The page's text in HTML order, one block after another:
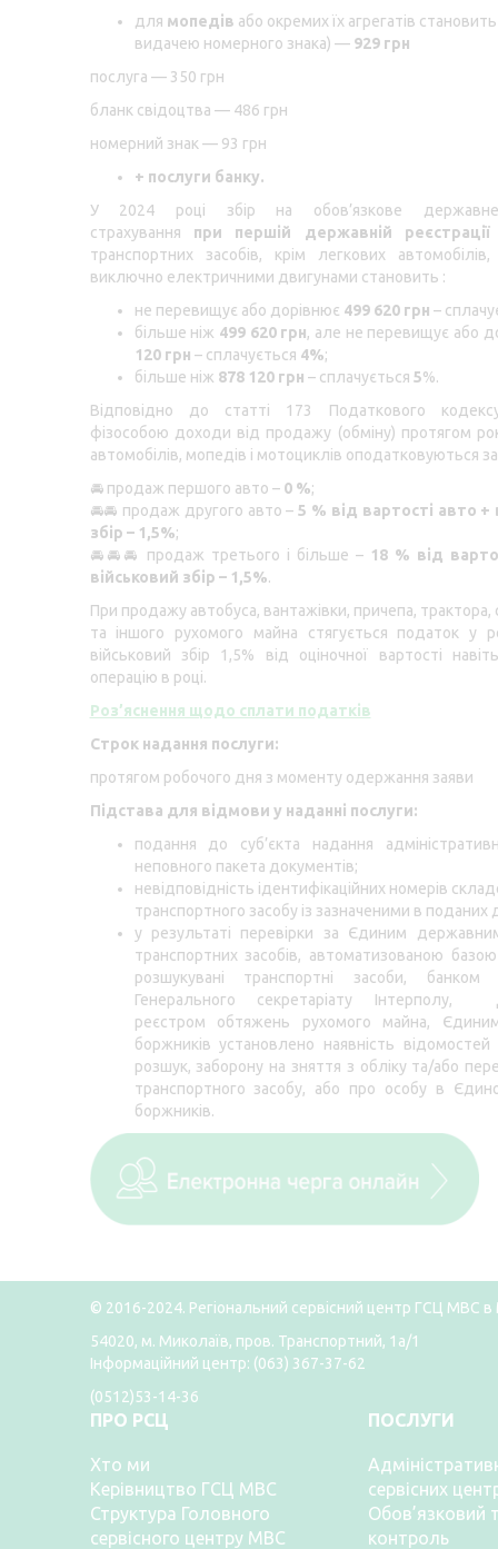
для мопедів або окремих їх агрегатів становить
видачею номерного знака) — 929 грн
послуга — 350 грн
бланк свідоцтва — 486 грн
номерний знак — 93 грн
+ послуги банку.
У 2024 році збір на обов’язкове державне
страхування при першій державній
транспортних засобів, крім легкових
виключно електричними двигунами становить :
не перевищує або дорівнює 499 620грн –
більше ніж 499 620грн, але не перевищує або
120грн – сплачується 4%;
більше ніж 878 120грн – сплачується 5%.
Відповідно до статті 173 Податкового
фізособою доходи від продажу (обміну) протягом
автомобілів, мопедів і мотоциклів оподатковуються
🚘продаж першого авто – 0 %;
🚘🚘 продаж другого авто –5 % від вартості авто +
збір – 1,5%;
🚘 🚘 🚘 продаж третього і більше – 18 % від
військовий збір – 1,5%.
При продажу автобуса, вантажівки, причепа, трактора,
та іншого рухомого майна стягується податок у
військовий збір 1,5% від оціночної вартості
операцію в році.
Роз’яснення щодо сплати податків
Строк надання послуги:
протягом робочого дня з моменту одержання заяви
Підстава для відмови у наданні послуги:
подання до суб’єкта надання
неповного пакета документів;
невідповідність ідентифікаційних номерів
транспортного засобу із зазначеними в поданих
у результаті перевірки за Єдиним
транспортних засобів, автоматизованою
розшукувані транспортні засоби,
Генерального секретаріату Інтерполу,
реєстром обтяжень рухомого майна,
боржників установлено наявність
розшук, заборону на зняття з обліку та/або
транспортного засобу, або про особу в
боржників.
© 2016-2024. Регіональний сервісний центр ГСЦ МВС в
54020, м. Миколаїв, пров. Транспортний, 1а/1
Інформаційний центр: (063) 367-37-62
(0512)53-14-36
ПРО РСЦ
Хто ми
Керівництво ГСЦ МВС
Структура Головного
сервісного центру МВС
ПОСЛУГИ
сервісних
Обов’язковий
контроль